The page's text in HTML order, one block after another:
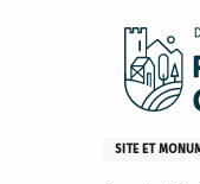
Accueil
SITE ET